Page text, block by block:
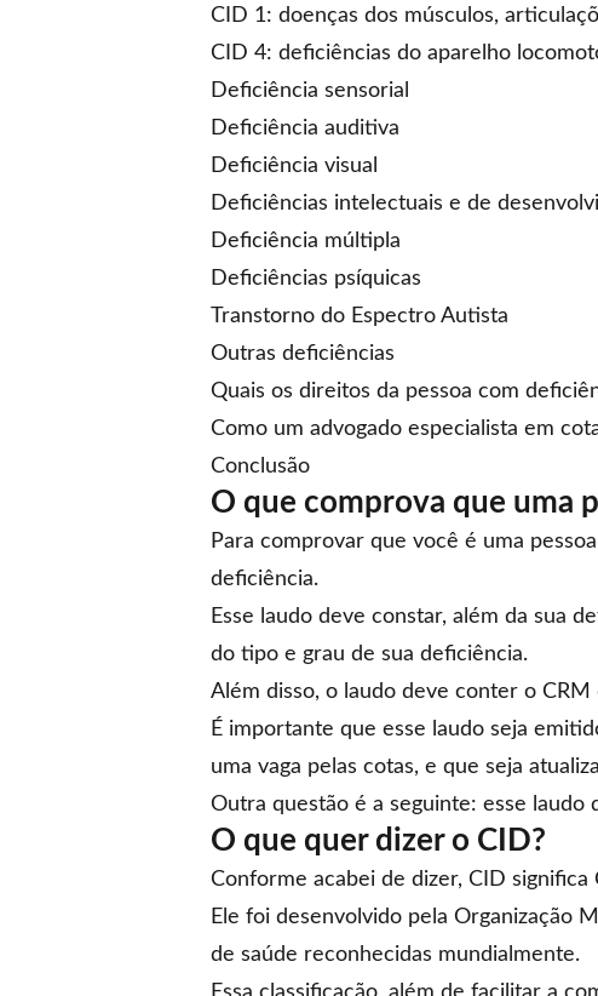
CID 1: doenças dos músculos,
CID 4: deficiências do aparelho
Deficiência sensorial
Deficiência auditiva
Deficiência visual
Deficiências intelectuais e de
Deficiência múltipla
Deficiências psíquicas
Transtorno do Espectro Autista
Outras deficiências
Quais os direitos da pessoa com
Como um advogado especialista em
Conclusão
O que comprova que uma
Para comprovar que você é uma
deficiência.
Esse laudo deve constar, além da sua
do tipo e grau de sua deficiência.
Além disso, o laudo deve conter o
É importante que esse laudo seja
uma vaga pelas cotas, e que seja
Outra questão é a seguinte: esse laudo
O que quer dizer o CID?
Conforme acabei de dizer, CID
Ele foi desenvolvido pela Organização
de saúde reconhecidas mundialmente.
Essa classificação, além de facilitar a